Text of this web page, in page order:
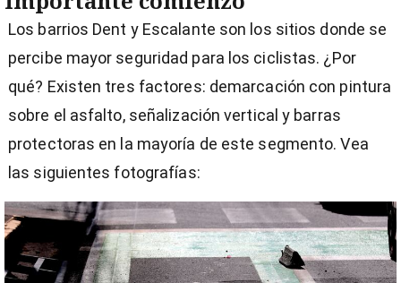
Los barrios Dent y Escalante son los sitios donde se
percibe mayor seguridad para los ciclistas. ¿Por
qué? Existen tres factores: demarcación con pintura
sobre el asfalto, señalización vertical y barras
protectoras en la mayoría de este segmento. Vea
las siguientes fotografías: